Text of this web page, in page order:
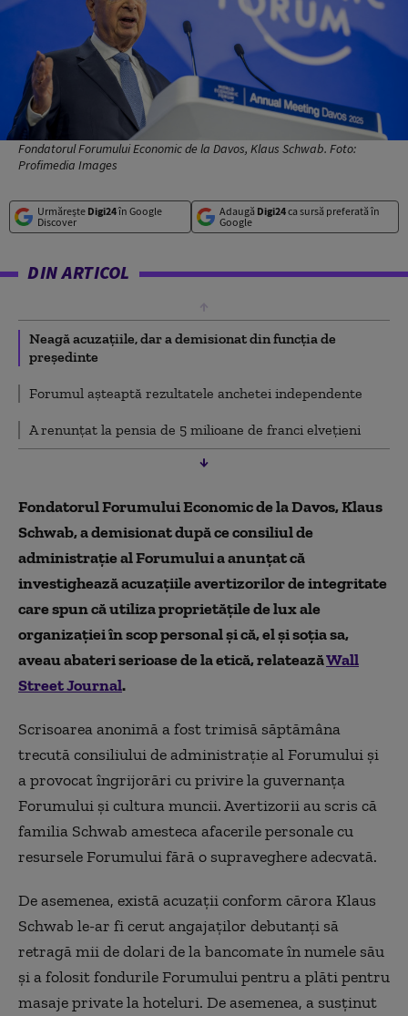
Fondatorul Forumului Economic de la Davos, Klaus Schwab. Foto:
Profimedia Images
Urmărește Digi24în Google
Discover
Adaugă Digi24ca sursă preferată în
Google
DIN ARTICOL
Neagă acuzațiile, dar a demisionat din funcția de
președinte
Forumul așteaptă rezultatele anchetei independente
A renunțat la pensia de 5 milioane de franci elvețieni
Fondatorul Forumului Economic de la Davos, Klaus
Schwab, a demisionat după ce consiliul de
administrație al Forumului a anunțat că
investighează acuzațiile avertizorilor de integritate
care spun că utiliza proprietățile de lux ale
organizației în scop personal și că, el și soția sa,
aveau abateri serioase de la etică, relateazăWall
Street Journal.
Scrisoarea anonimă a fost trimisă săptămâna
trecută consiliului de administrație al Forumului și
a provocat îngrijorări cu privire la guvernanța
Forumului și cultura muncii. Avertizorii au scris că
familia Schwab amesteca afacerile personale cu
resursele Forumului fără o supraveghere adecvată.
De asemenea, există acuzații conform cărora Klaus
Schwab le-ar fi cerut angajaților debutanți să
retragă mii de dolari de la bancomate în numele său
și a folosit fondurile Forumului pentru a plăti pentru
masaje private la hoteluri. De asemenea, a susținut